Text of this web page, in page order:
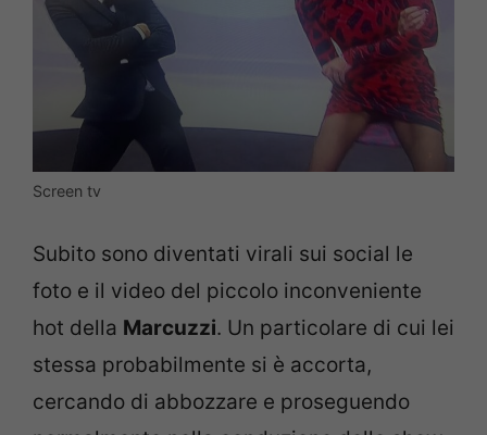
Screen tv
Subito sono diventati virali sui social le
foto e il video del piccolo inconveniente
hot della Marcuzzi. Un particolare di cui lei
stessa probabilmente si è accorta,
cercando di abbozzare e proseguendo